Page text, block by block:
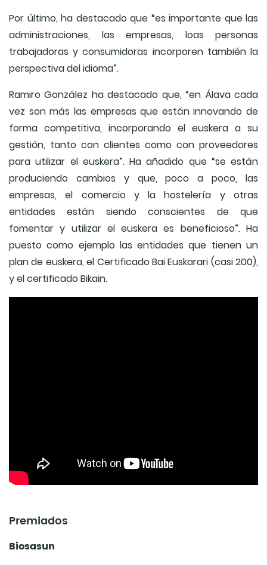
Por último, ha destacado que “es importante que las
administraciones, las empresas, loas personas
trabajadoras y consumidoras incorporen también la
perspectiva del idioma”.
Ramiro González ha destacado que, “en Álava cada
vez son más las empresas que están innovando de
forma competitiva, incorporando el euskera a su
gestión, tanto con clientes como con proveedores
para utilizar el euskera”. Ha añadido que “se están
produciendo cambios y que, poco a poco, las
empresas, el comercio y la hostelería y otras
entidades están siendo conscientes de que
fomentar y utilizar el euskera es beneficioso”. Ha
puesto como ejemplo las entidades que tienen un
plan de euskera, el Certificado Bai Euskarari (casi 200),
y el certificado Bikain.
Premiados
Biosasun